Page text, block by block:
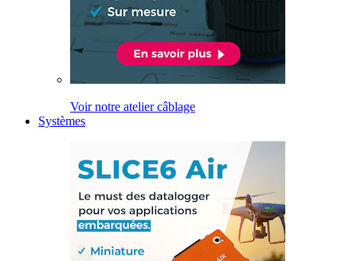
Voir notre atelier câblage
Systèmes